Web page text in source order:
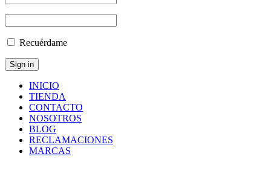
Recuérdame
INICIO
TIENDA
CONTACTO
NOSOTROS
BLOG
RECLAMACIONES
MARCAS